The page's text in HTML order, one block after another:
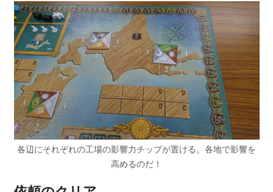
各辺にそれぞれの工場の影響力チップが置ける。各地で影響を
高めるのだ！